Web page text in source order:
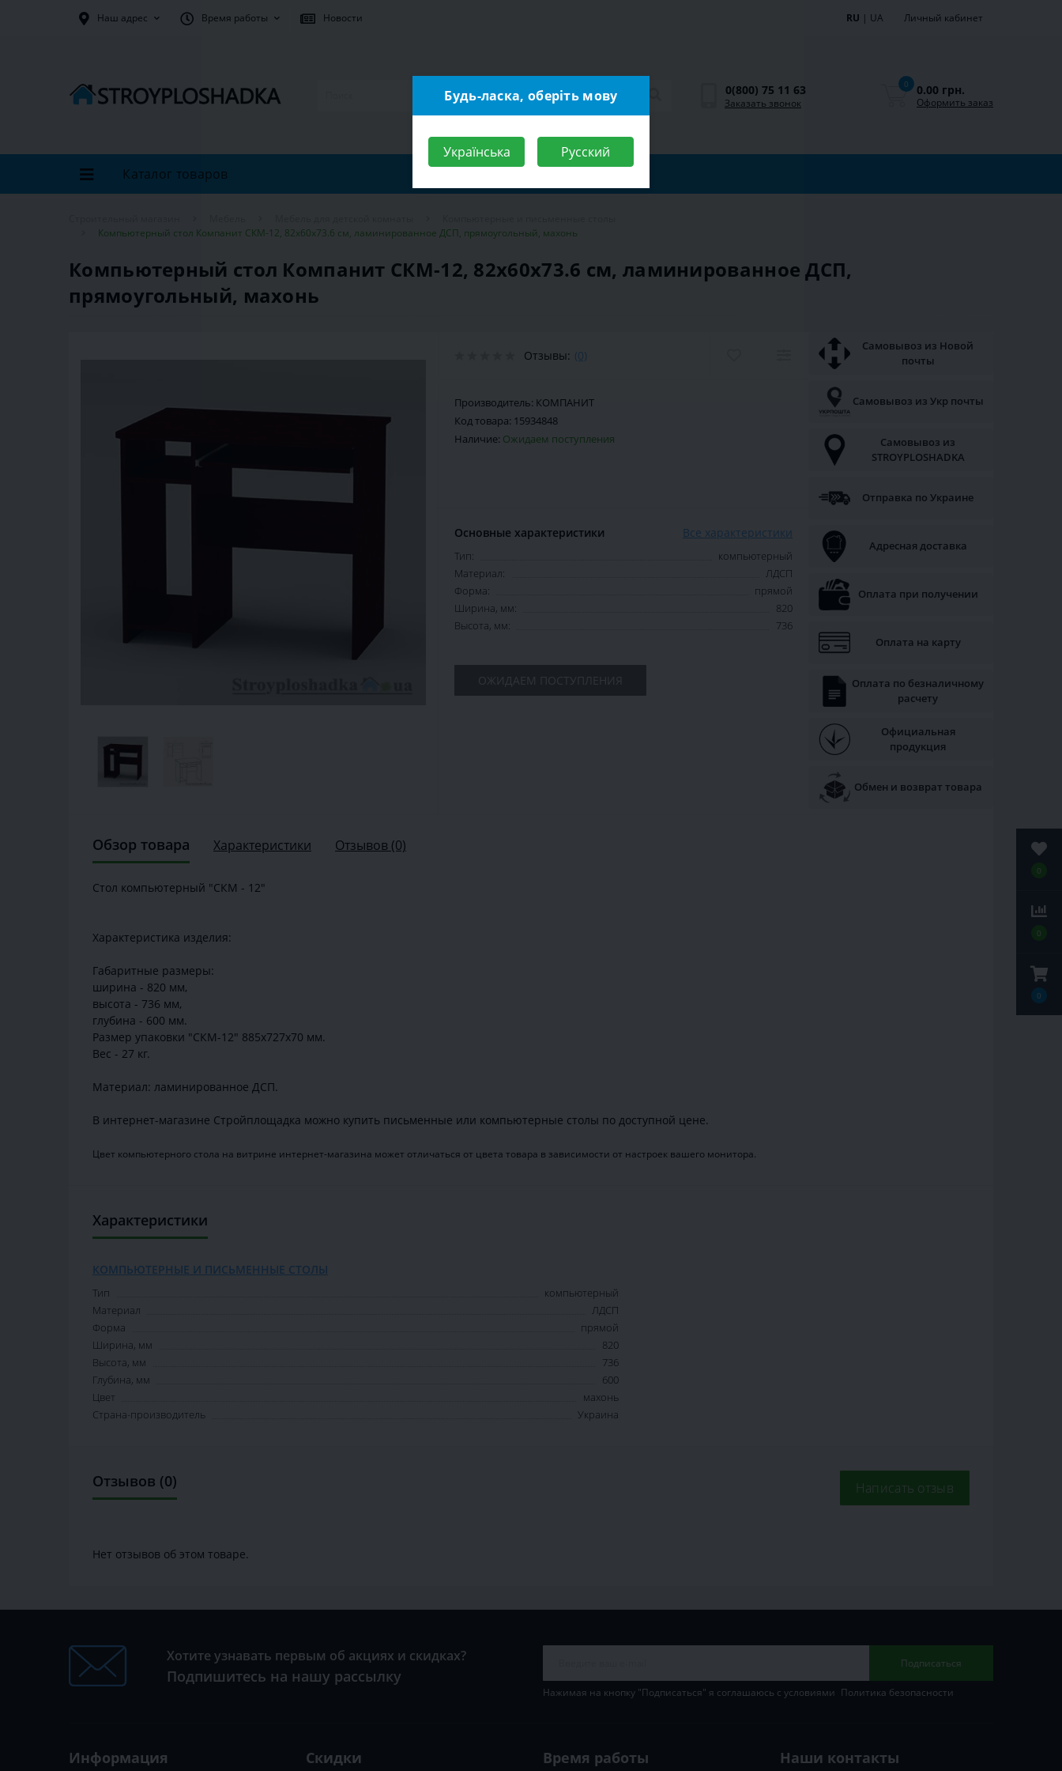
0
0
0
Наш адрес Время работы Новости RU | UA Личный кабинет
0(800) 75 11 63
Заказать звонок
0 0.00 грн.
Оформить заказ
Каталог товаров
Компьютерный стол Компанит СКМ-12, 82х60х73.6 см, ламинированное ДСП, прямоугольный, махонь
Компьютерный стол Компанит СКМ-12, 82х60х73.6 см, ламинированное ДСП,
прямоугольный, махонь
Отзывы: (0)
Производитель: КОМПАНИТ
Код товара: 15934848
Наличие: Ожидаем поступления
Основные характеристики Все характеристики
Тип:
компьютерный
Материал:
ЛДСП
Форма:
прямой
Ширина, мм:
820
Высота, мм:
736
ОЖИДАЕМ ПОСТУПЛЕНИЯ
Самовывоз из Новой
почты
Самовывоз из Укр почты
Самовывоз из
STROYPLOSHADKA
Отправка по Украине
Адресная доставка
Оплата при получении
Оплата на карту
Оплата по безналичному
расчету
Официальная
продукция
Обмен и возврат товара
Обзор товара Характеристики Отзывов (0)
Стол компьютерный "СКМ - 12"
Характеристика изделия:
Габаритные размеры:
ширина - 820 мм,
высота - 736 мм,
глубина - 600 мм.
Размер упаковки "СКМ-12" 885х727х70 мм.
Вес - 27 кг.
Материал: ламинированное ДСП.
В интернет-магазине Стройплощадка можно купить письменные или компьютерные столы по доступной цене.
Цвет компьютерного стола на витрине интернет-магазина может отличаться от цвета товара в зависимости от настроек вашего монитора.
Характеристики
КОМПЬЮТЕРНЫЕ И ПИСЬМЕННЫЕ СТОЛЫ
Тип
компьютерный
Материал
ЛДСП
Форма
прямой
Ширина, мм
820
Высота, мм
736
Глубина, мм
600
Цвет
махонь
Страна-производитель
Украина
Отзывов (0) Написать отзыв
Нет отзывов об этом товаре.
Хотите узнавать первым об акциях и скидках?
Подпишитесь на нашу рассылку
Подписаться
Нажимая на кнопку "Подписаться" я соглашаюсь с условиями Политика безопасности
Информация Скидки Время работы Наши контакты
Будь-ласка, оберіть мову
Українська Русский